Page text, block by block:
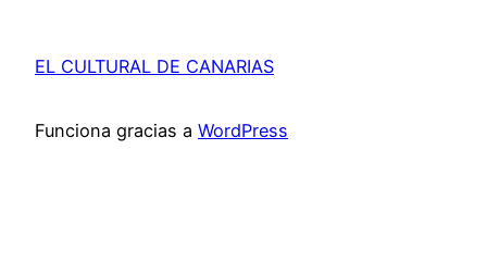
EL CULTURAL DE CANARIAS
Funciona gracias a WordPress